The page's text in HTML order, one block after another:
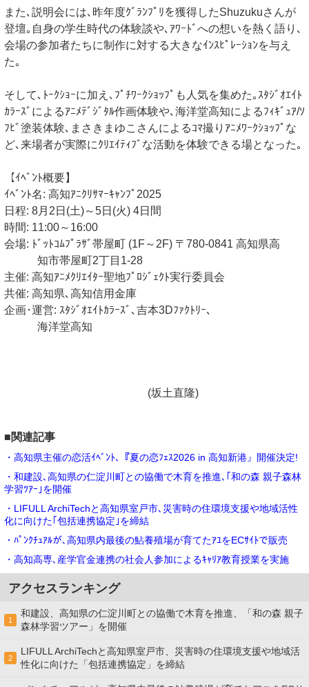
また､説明会には､昨年度ｸﾞﾗﾝﾌﾟﾘを獲得したShuzukuさんが
登壇｡自身の学生時代の体験談や､ｱﾜｰﾄﾞへの想いを熱く語り､
会場の参加者たちに制作に対する大きなｲﾝｽﾋﾟﾚｰｼｮﾝを与え
た｡
そして､ﾄｰｸｼｮｰに加え､ﾌﾟﾁﾜｰｸｼｮｯﾌﾟも人気を集めた｡ｽﾀｼﾞｵｴｲﾄ
ｶﾗｰｽﾞによるｱﾆﾒﾃﾞｼﾞﾀﾙ作画体験や､海洋堂高知によるﾌｨｷﾞｭｱ/ｿ
ﾌﾋﾞ塗装体験､まさきまゆこさんによるｺﾏ撮りｱﾆﾒﾜｰｸｼｮｯﾌﾟな
ど､来場者が実際にｸﾘｴｲﾃｨﾌﾞな活動を体験できる場となった｡
【ｲﾍﾞﾝﾄ概要】
ｲﾍﾞﾝﾄ名: 高知ｱﾆｸﾘｻﾏｰｷｬﾝﾌﾟ2025
日程: 8月2日(土)～5日(火) 4日間
時間: 11:00～16:00
会場: ﾄﾞｯﾄｺﾑﾌﾟﾗｻﾞ帯屋町 (1F～2F) 〒780-0841 ⾼知県⾼
知市帯屋町2丁⽬1-28
主催: 高知ｱﾆﾒｸﾘｴｲﾀｰ聖地ﾌﾟﾛｼﾞｪｸﾄ実行委員会
共催: 高知県､高知信用金庫
企画･運営: ｽﾀｼﾞｵｴｲﾄｶﾗｰｽﾞ､吉本3Dﾌｧｸﾄﾘｰ､
海洋堂高知
(坂土直隆)
■関連記事
・高知県主催の恋活ｲﾍﾞﾝﾄ､『夏の恋ﾌｪｽ2026 in 高知新港』開催決定!
・和建設､高知県の仁淀川町との協働で木育を推進､｢和の森 親子森林
学習ﾂｱｰ｣を開催
・LIFULL ArchiTechと高知県室戸市､災害時の住環境支援や地域活性
化に向けた｢包括連携協定｣を締結
・ﾊﾟﾝｸﾁｭｱﾙが､高知県内最後の鮎養殖場が育てたｱﾕをECｻｲﾄで販売
・高知高専､産学官金連携の社会⼈参加によるｷｬﾘｱ教育授業を実施
アクセスランキング
1
和建設、高知県の仁淀川町との協働で木育を推進、「和の森 親子
森林学習ツアー」を開催
2
LIFULL ArchiTechと高知県室戸市、災害時の住環境支援や地域活
性化に向けた「包括連携協定」を締結